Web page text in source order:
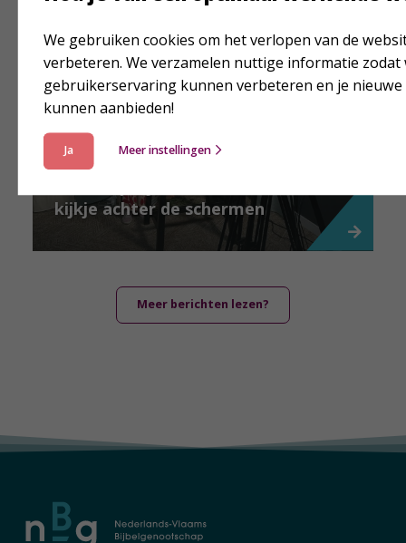
Impactverhaal
Bijbel Basics
kijkje achter de schermen
Meer berichten lezen?
We gebruiken cookies om het verlopen van de
verbeteren. We verzamelen nuttige informatie zodat
gebruikerservaring kunnen verbeteren en je
kunnen aanbieden!
Ja Meer instellingen